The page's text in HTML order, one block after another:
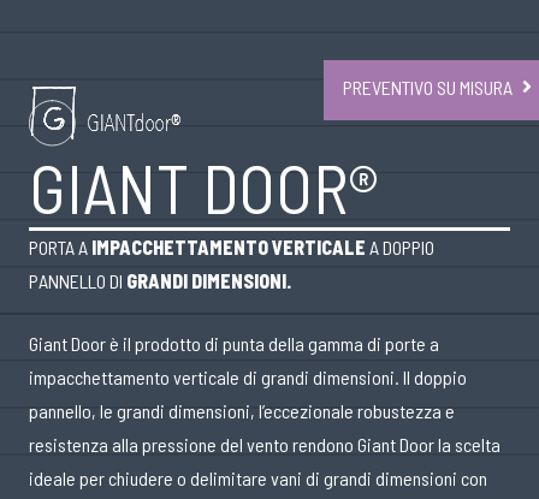
GIANT DOOR®
PORTA A IMPACCHETTAMENTO VERTICALE A DOPPIO
PANNELLO DI GRANDI DIMENSIONI.
Giant Door è il prodotto di punta della gamma di porte a
impacchettamento verticale di grandi dimensioni. Il doppio
pannello, le grandi dimensioni, l’eccezionale robustezza e
resistenza alla pressione del vento rendono Giant Door la scelta
ideale per chiudere o delimitare vani di grandi dimensioni con
PREVENTIVO SU MISURA